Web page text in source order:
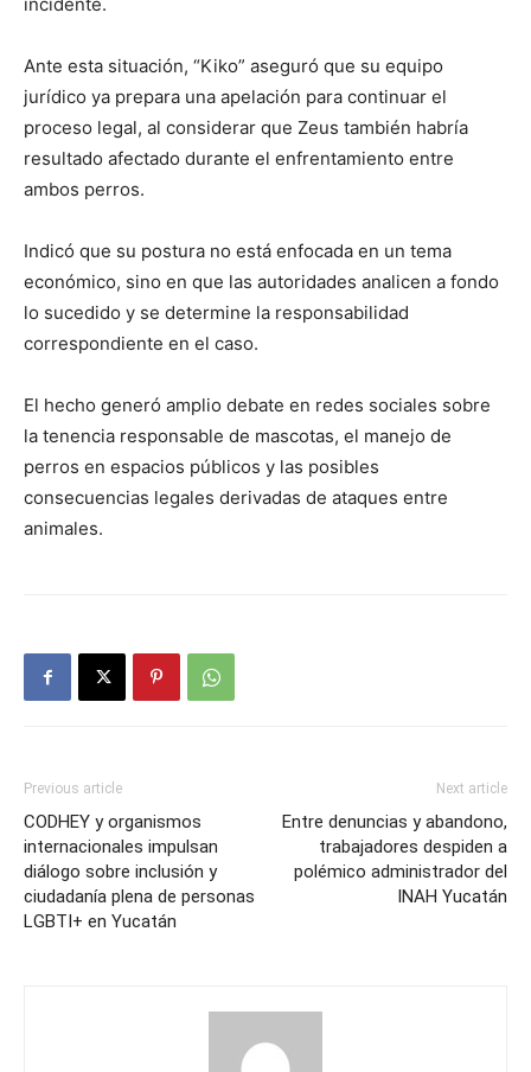
Ante esta situación, “Kiko” aseguró que su equipo
jurídico ya prepara una apelación para continuar el
proceso legal, al considerar que Zeus también habría
resultado afectado durante el enfrentamiento entre
ambos perros.
Indicó que su postura no está enfocada en un tema
económico, sino en que las autoridades analicen a fondo
lo sucedido y se determine la responsabilidad
correspondiente en el caso.
El hecho generó amplio debate en redes sociales sobre
la tenencia responsable de mascotas, el manejo de
perros en espacios públicos y las posibles
consecuencias legales derivadas de ataques entre
animales.
Previous article
CODHEY y organismos
internacionales impulsan
diálogo sobre inclusión y
ciudadanía plena de personas
LGBTI+ en Yucatán
Next article
Entre denuncias y abandono,
trabajadores despiden a
polémico administrador del
INAH Yucatán